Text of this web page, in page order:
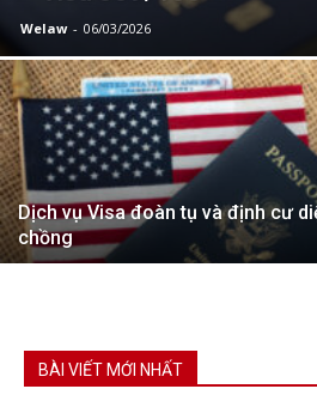
Welaw - 06/03/2026
Dịch vụ Visa đoàn tụ và định cư
chồng
BÀI VIẾT MỚI NHẤT